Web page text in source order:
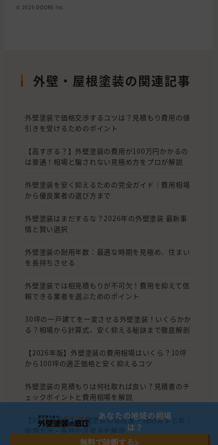
© 2026 DOORS Inc.
外壁・屋根塗装の関連記事
外壁塗装で価格交渉するコツは？見積もり費用の値
引きを受けるためのポイント
【高すぎる？】外壁塗装の費用が100万円かかるの
は普通！相場と騙されない見極め方をプロが解説
外壁塗装を安く抑えるための完全ガイド｜費用相場
から優良業者の選び方まで
外壁塗装はまだするな？2026年の外壁塗装 最新事
情と賢い選択
外壁塗装の耐用年数：最適な時期を見極め、住まい
を長持ちさせる
外壁塗装では相見積もりが不可欠！費用を抑えて信
頼できる業者を選ぶためのポイント
30坪の一戸建てを一変させる外壁塗装！いくらかか
る？相場から計算式、安く抑える秘訣まで徹底解剖
【2026年版】外壁塗装の費用相場はいくら？10坪
から100坪の適正価格と安く抑えるコツ
外壁塗装の見積もりは何社取れば良い？見積書のチ
ェックポイントと費用相場を解説
【2026年最新】外壁塗装の助成金・補助金まとめ｜
申請方法・条件や注意点を解説
あなたの地域の相場
は？
無料で診断する>